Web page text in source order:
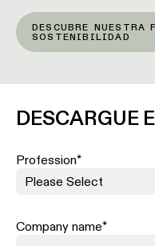
DESCUBRE NUESTRA
SOSTENIBILIDAD
DESCARGUE
Profession*
Company name*